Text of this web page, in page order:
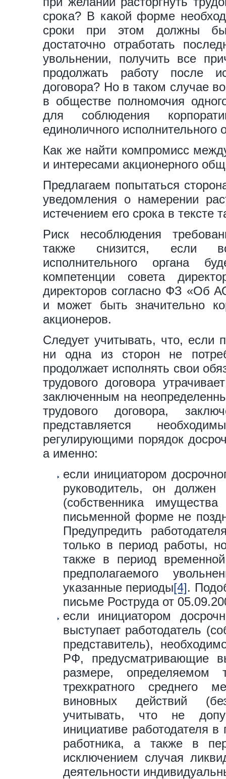
срока? В какой форме
сроки при этом должны
достаточно отработать
увольнении, получить все
продолжать работу после
договора? Но в таком случае
в обществе полномочия
для соблюдения
единоличного исполнительного
Как же найти компромисс
и интересами акционерного
Предлагаем попытаться
уведомления о намерении
истечением его срока в тексте
Риск несоблюдения
также снизится, если
исполнительного органа
компетенции совета
директоров согласно ФЗ «Об
и может быть значительно
акционеров.
Следует учитывать, что, если
ни одна из сторон не
продолжает исполнять свои
трудового договора
заключенным на
трудового договора,
представляется
регулирующими порядок
а именно:
если инициатором
руководитель, он должен
(собственника
письменной форме не
Предупредить
только в период работы,
также в период
предполагаемого
указанные периоды[4].
письме Роструда от
если инициатором
выступает работодатель
представитель),
РФ, предусматривающие
размере,
трехкратного среднего
виновных действий
учитывать, что не
инициативе работодателя
работника, а также в
исключением случая
деятельности